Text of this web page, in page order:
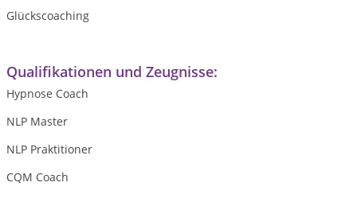
Glückscoaching
Qualifikationen und Zeugnisse:
Hypnose Coach
NLP Master
NLP Praktitioner
CQM Coach